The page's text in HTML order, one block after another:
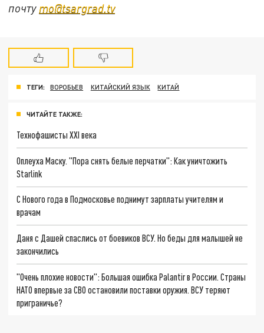
почту mo@tsargrad.tv
ТЕГИ: ВОРОБЬЕВ КИТАЙСКИЙ ЯЗЫК КИТАЙ
ЧИТАЙТЕ ТАКЖЕ:
Технофашисты XXI века
Оплеуха Маску. "Пора снять белые перчатки": Как уничтожить
Starlink
С Нового года в Подмосковье поднимут зарплаты учителям и
врачам
Даня с Дашей спаслись от боевиков ВСУ. Но беды для малышей не
закончились
"Очень плохие новости": Большая ошибка Palantir в России. Страны
НАТО впервые за СВО остановили поставки оружия. ВСУ теряют
приграничье?